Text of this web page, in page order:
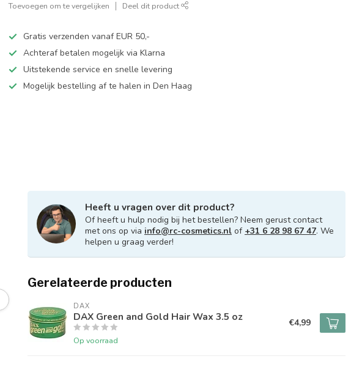
Toevoegen om te vergelijken Deel dit product
Gratis verzenden vanaf EUR 50,-
Achteraf betalen mogelijk via Klarna
Uitstekende service en snelle levering
Mogelijk bestelling af te halen in Den Haag
Heeft u vragen over dit product?
Of heeft u hulp nodig bij het bestellen? Neem gerust contact
met ons op via info@rc-cosmetics.nl of +31 6 28 98 67 47. We
helpen u graag verder!
Gerelateerde producten
DAX
DAX Green and Gold Hair Wax 3.5 oz
Op voorraad
€4,99